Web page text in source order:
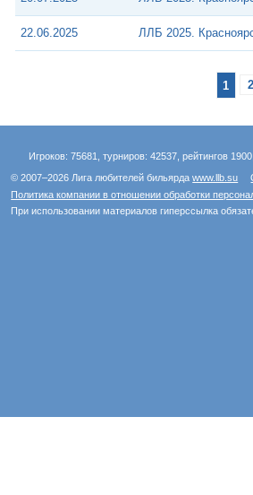
22.06.2025 ЛЛБ 2025.
1 2
Игроков: 75681, турниров: 42537, рейтингов
© 2007–2026 Лига любителей бильярдаwww.llb.su
Политика компании в отношении обработки
При использовании материалов гиперссылка